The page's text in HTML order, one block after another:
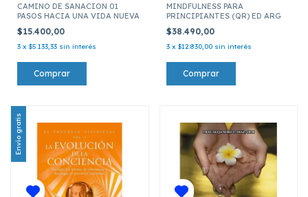
CAMINO DE SANACION 01
PASOS HACIA UNA VIDA NUEVA
$15.400,00
3 x $5.133,33 sin interés
MINDFULNESS PARA
PRINCIPIANTES (QR) ED ARG
$38.490,00
3 x $12.830,00 sin interés
Envío gratis